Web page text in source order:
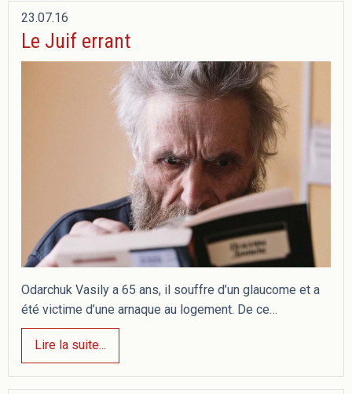
23.07.16
Le Juif errant
Odarchuk Vasily a 65 ans, il souffre d’un glaucome et a
été victime d’une arnaque au logement. De ce…
Lire la suite...